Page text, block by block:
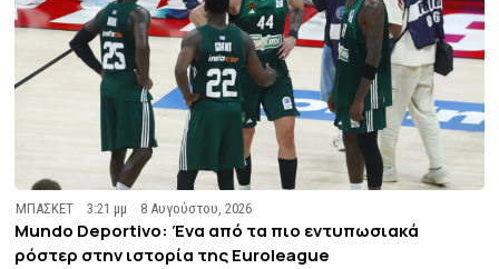
ΜΠΑΣΚΕΤ 3:21 μμ 8 Αυγούστου, 2026
Mundo Deportivo: Ένα από τα πιο εντυπωσιακά
ρόστερ στην ιστορία της Euroleague